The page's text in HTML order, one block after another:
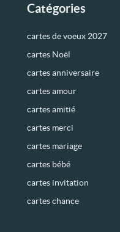
Catégories
cartes de voeux 2027
cartes Noël
cartes anniversaire
cartes amour
cartes amitié
cartes merci
cartes mariage
cartes bébé
cartes invitation
cartes chance